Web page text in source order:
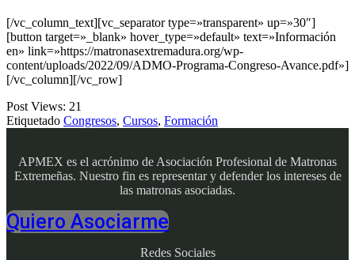
[/vc_column_text][vc_separator type=»transparent» up=»30″]
[button target=»_blank» hover_type=»default» text=»Información
en» link=»https://matronasextremadura.org/wp-
content/uploads/2022/09/ADMO-Programa-Congreso-Avance.pdf»]
[/vc_column][/vc_row]
Post Views: 21
Etiquetado Congresos, Cursos, Formación
APMEX es el acrónimo de Asociación Profesional de Matronas
Extremeñas. Nuestro fin es representar y defender los intereses de
las matronas asociadas.
Quiero Asociarme
Redes Sociales